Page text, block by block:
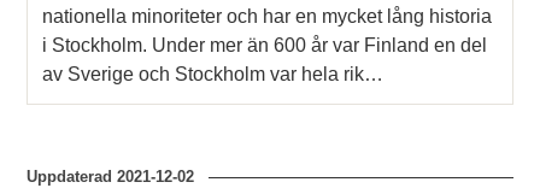
nationella minoriteter och har en mycket lång historia
i Stockholm. Under mer än 600 år var Finland en del
av Sverige och Stockholm var hela rik…
Uppdaterad2021-12-02